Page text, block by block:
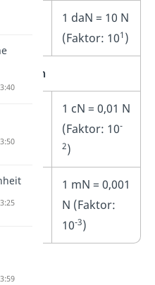
1 daN = 10 N
(Faktor: 101)
1 cN = 0,01 N
(Faktor: 10-
2)
1 mN = 0,001
N (Faktor:
10-3)